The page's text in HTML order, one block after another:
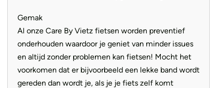
Gemak
Al onze Care By Vietz fietsen worden preventief
onderhouden waardoor je geniet van minder issues
en altijd zonder problemen kan fietsen! Mocht het
voorkomen dat er bijvoorbeeld een lekke band wordt
gereden dan wordt je, als je je fiets zelf komt